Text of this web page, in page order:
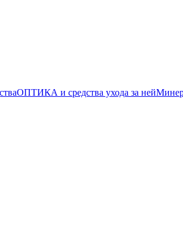
ОПТИКА и средства ухода за ней